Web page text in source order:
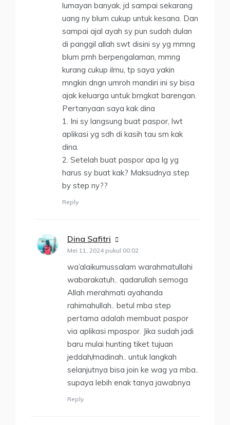
lumayan banyak, jd sampai sekarang
uang ny blum cukup untuk kesana. Dan
sampai ajal ayah sy pun sudah dulan
di panggil allah swt disini sy yg mmng
blum prnh berpengalaman, mmng
kurang cukup ilmu, tp saya yakin
mngkin dngn umroh mandiri ini sy bisa
ajak keluarga untuk brngkat barengan.
Pertanyaan saya kak dina
1. Ini sy langsung buat paspor, lwt
aplikasi yg sdh di kasih tau sm kak
dina.
2. Setelah buat paspor apa lg yg
harus sy buat kak? Maksudnya step
by step ny??
Reply
Dina Safitri
Mei 11, 2024 pukul 00:02
wa’alaikumussalam warahmatullahi
wabarakatuh.. qadarullah semoga
Allah merahmati ayahanda
rahimahullah.. betul mba step
pertama adalah membuat paspor
via aplikasi mpaspor. Jika sudah jadi
baru mulai hunting tiket tujuan
jeddah/madinah.. untuk langkah
selanjutnya bisa join ke wag ya mba..
supaya lebih enak tanya jawabnya
Reply